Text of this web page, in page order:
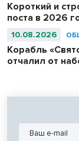
Короткий и
поста в 2026
10.08.2026
Корабль
отчалил от